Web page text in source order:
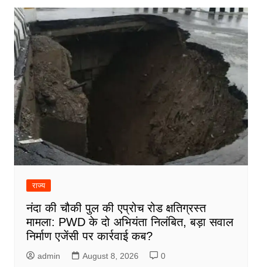
राज्य
नंदा की चौकी पुल की एप्रोच रोड क्षतिग्रस्त
मामला: PWD के दो अभियंता निलंबित, बड़ा सवाल
निर्माण एजेंसी पर कार्रवाई कब?
admin August 8, 2026 0